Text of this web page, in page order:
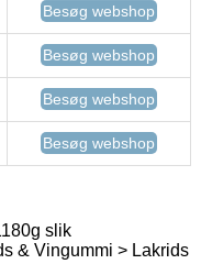
Besøg webshop
Besøg webshop
Besøg webshop
Besøg webshop
slik
& Vingummi > Lakrids